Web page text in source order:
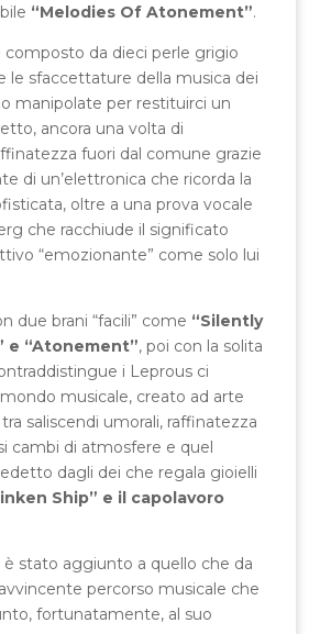
“Melodies Of Atonement”.
composto da dieci perle grigio
le sfaccettature della musica dei
manipolate per restituirci un
ancora una volta di
fuori dal comune grazie
di un’elettronica che ricorda la
oltre a una prova vocale
che racchiude il significato
“emozionante” come solo lui
due brani “facili” come “Silently
e “Atonement”, poi con la solita
i Leprous ci
musicale, creato ad arte
saliscendi umorali, raffinatezza
cambi di atmosfere e quel
dagli dei che regala gioielli
Ship” e il capolavoro
è stato aggiunto a quello che da
percorso musicale che
fortunatamente, al suo